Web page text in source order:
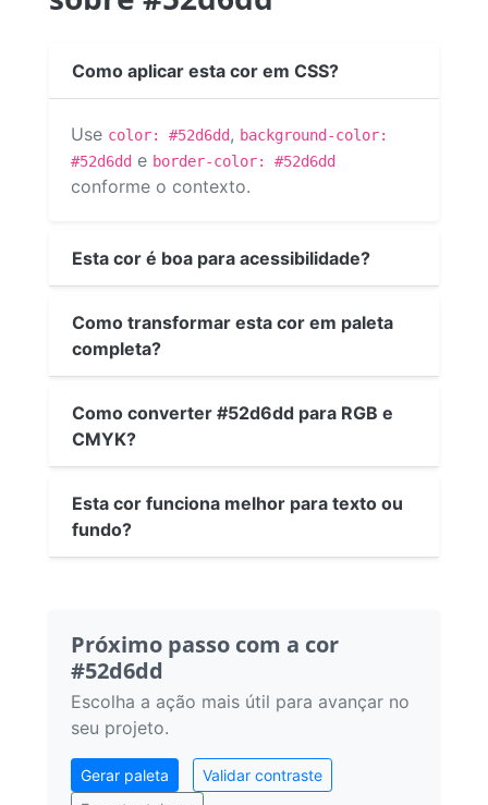
Como aplicar esta cor em CSS?
Use color: #52d6dd, background-color:
#52d6dd e border-color: #52d6dd
conforme o contexto.
Esta cor é boa para acessibilidade?
Como transformar esta cor em paleta
completa?
Como converter #52d6dd para RGB e
CMYK?
Esta cor funciona melhor para texto ou
fundo?
Próximo passo com a cor
#52d6dd
Escolha a ação mais útil para avançar no
seu projeto.
Gerar paleta
Validar contraste